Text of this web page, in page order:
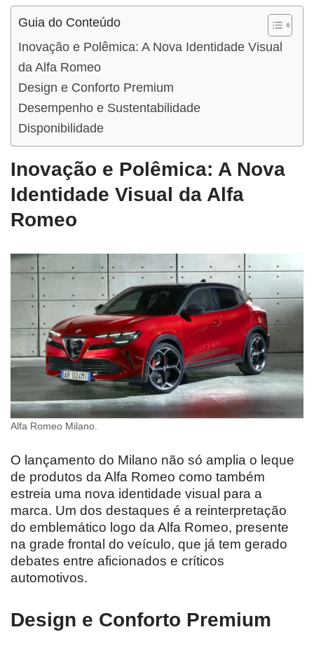
Guia do Conteúdo
Inovação e Polêmica: A Nova Identidade Visual
da Alfa Romeo
Design e Conforto Premium
Desempenho e Sustentabilidade
Disponibilidade
Inovação e Polêmica: A Nova
Identidade Visual da Alfa
Romeo
Alfa Romeo Milano.
O lançamento do Milano não só amplia o leque
de produtos da Alfa Romeo como também
estreia uma nova identidade visual para a
marca. Um dos destaques é a reinterpretação
do emblemático logo da Alfa Romeo, presente
na grade frontal do veículo, que já tem gerado
debates entre aficionados e críticos
automotivos.
Design e Conforto Premium